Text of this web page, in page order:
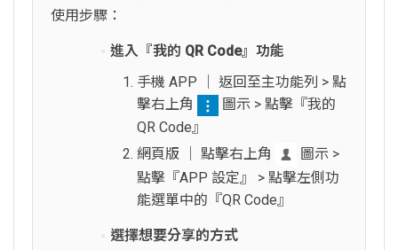
使用步驟：
進入『我的 QR Code』功能
手機 APP │ 返回至主功能列 > 點
擊右上角
圖示 > 點擊『我的
QR Code』
網頁版 │ 點擊右上角
圖示 >
點擊『APP 設定』 > 點擊左側功
能選單中的『QR Code』
選擇想要分享的方式